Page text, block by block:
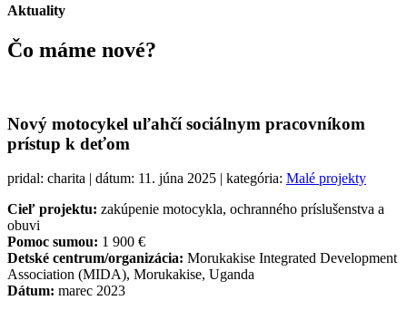
Aktuality
Čo máme nové?
Nový motocykel uľahčí sociálnym pracovníkom
prístup k deťom
pridal: charita | dátum: 11. júna 2025 | kategória: Malé projekty
Cieľ projektu: zakúpenie motocykla, ochranného príslušenstva a
obuvi
Pomoc sumou: 1 900 €
Detské centrum/organizácia: Morukakise Integrated Development
Association (MIDA), Morukakise, Uganda
Dátum: marec 2023